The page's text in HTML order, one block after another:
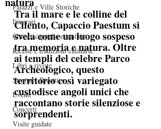
Palazzi e Ville Storiche
Itinerari
Chiese, cappelle e santuari
Ricette e tradizioni culinarie
Libri e riviste
Strutture Ricettive
Eventi
Concerti
Visite guidate
Tra il mare e le colline del
Cilento, Capaccio Paestum si
svela come un luogo sospeso
tra memoria e natura. Oltre
ai templi del celebre Parco
Archeologico, questo
territorio così variegato
custodisce angoli unici che
raccontano storie silenziose e
sorprendenti.